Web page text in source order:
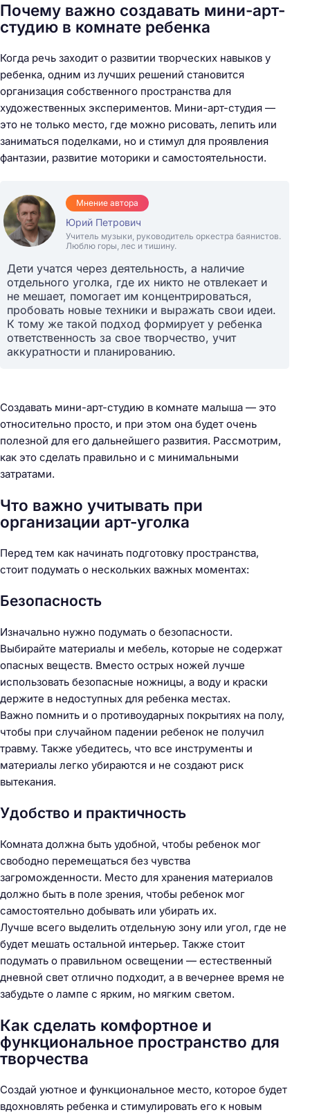
Почему важно создавать мини-арт-
студию в комнате ребенка
Когда речь заходит о развитии творческих навыков у
ребенка, одним из лучших решений становится
организация собственного пространства для
художественных экспериментов. Мини-арт-студия —
это не только место, где можно рисовать, лепить или
заниматься поделками, но и стимул для проявления
фантазии, развитие моторики и самостоятельности.
Мнение автора
Юрий Петрович
Учитель музыки, руководитель оркестра баянистов.
Люблю горы, лес и тишину.
Дети учатся через деятельность, а наличие
отдельного уголка, где их никто не отвлекает и
не мешает, помогает им концентрироваться,
пробовать новые техники и выражать свои идеи.
К тому же такой подход формирует у ребенка
ответственность за свое творчество, учит
аккуратности и планированию.
Создавать мини-арт-студию в комнате малыша — это
относительно просто, и при этом она будет очень
полезной для его дальнейшего развития. Рассмотрим,
как это сделать правильно и с минимальными
затратами.
Что важно учитывать при
организации арт-уголка
Перед тем как начинать подготовку пространства,
стоит подумать о нескольких важных моментах:
Безопасность
Изначально нужно подумать о безопасности.
Выбирайте материалы и мебель, которые не содержат
опасных веществ. Вместо острых ножей лучше
использовать безопасные ножницы, а воду и краски
держите в недоступных для ребенка местах.
Важно помнить и о противоударных покрытиях на полу,
чтобы при случайном падении ребенок не получил
травму. Также убедитесь, что все инструменты и
материалы легко убираются и не создают риск
вытекания.
Удобство и практичность
Комната должна быть удобной, чтобы ребенок мог
свободно перемещаться без чувства
загроможденности. Место для хранения материалов
должно быть в поле зрения, чтобы ребенок мог
самостоятельно добывать или убирать их.
Лучше всего выделить отдельную зону или угол, где не
будет мешать остальной интерьер. Также стоит
подумать о правильном освещении — естественный
дневной свет отлично подходит, а в вечернее время не
забудьте о лампе с ярким, но мягким светом.
Как сделать комфортное и
функциональное пространство для
творчества
Создай уютное и функциональное место, которое будет
вдохновлять ребенка и стимулировать его к новым